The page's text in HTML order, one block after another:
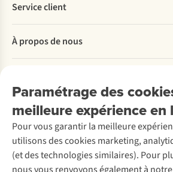
Paramétrage des
meilleure expérience en
Pour vous garantir la meilleure
utilisons des cookies marketing,
(et des technologies similaires). Pour
Service client
Commander
Payer
Retourner
Rétractation d'une commande
Entretien & réparations
Garantie
Contactez-nous
À propos de nous
Entreprise responsable
À propos d’Ayacucho
Nos magasins
À propos d’A.S.Adventure
Déclaration d'accessibilité
Location / Location sports d’hiver
Seconde-main
Entretien de ski
Service de lavage
Entretien de chaussures
Découvrez
A.S.Magazine
Explore Camp